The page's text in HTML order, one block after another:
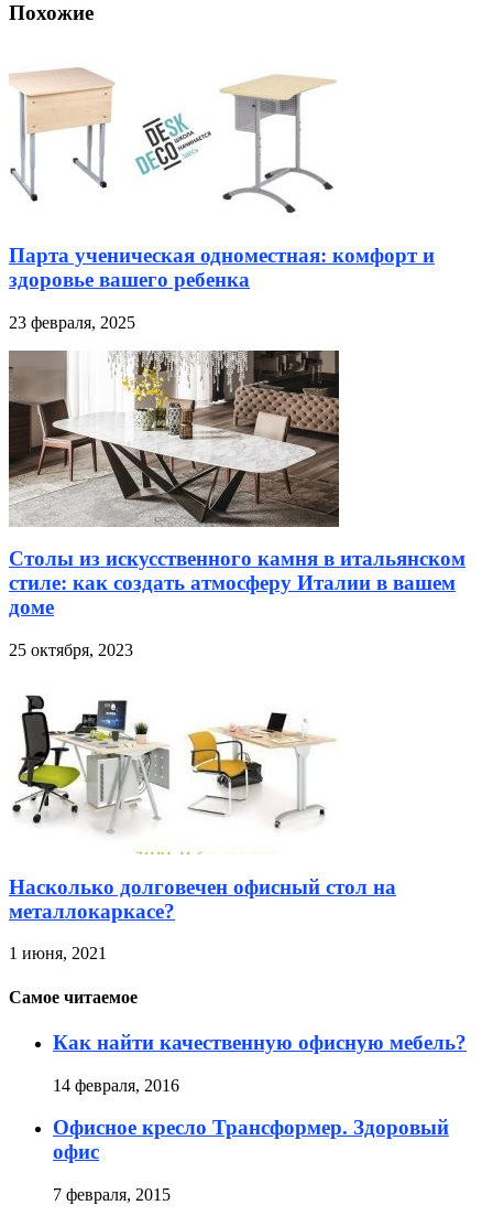
Похожие
Парта ученическая одноместная: комфорт и
здоровье вашего ребенка
23 февраля, 2025
Столы из искусственного камня в итальянском
стиле: как создать атмосферу Италии в вашем
доме
25 октября, 2023
Насколько долговечен офисный стол на
металлокаркасе?
1 июня, 2021
Самое читаемое
Как найти качественную офисную мебель?
14 февраля, 2016
Офисное кресло Трансформер. Здоровый
офис
7 февраля, 2015